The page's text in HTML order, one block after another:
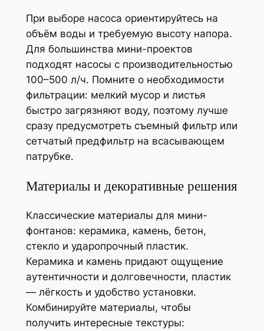
При выборе насоса ориентируйтесь на
объём воды и требуемую высоту напора.
Для большинства мини-проектов
подходят насосы с производительностью
100–500 л/ч. Помните о необходимости
фильтрации: мелкий мусор и листья
быстро загрязняют воду, поэтому лучше
сразу предусмотреть съемный фильтр или
сетчатый предфильтр на всасывающем
патрубке.
Материалы и декоративные решения
Классические материалы для мини-
фонтанов: керамика, камень, бетон,
стекло и ударопрочный пластик.
Керамика и камень придают ощущение
аутентичности и долговечности, пластик
— лёгкость и удобство установки.
Комбинируйте материалы, чтобы
получить интересные текстуры: